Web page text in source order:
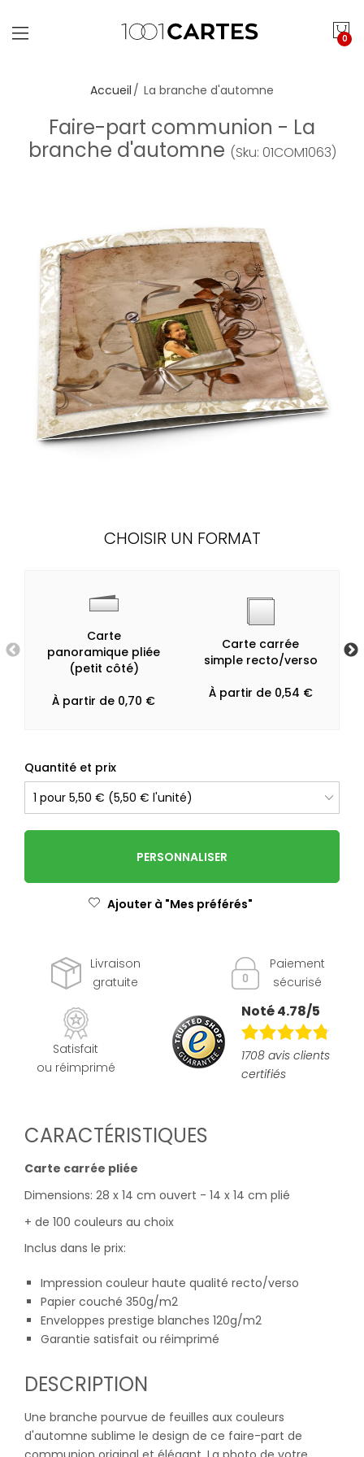
0
Accueil La branche d'automne
Faire-part communion - La
branche d'automne (Sku: 01COM1063)
CHOISIR UN FORMAT
Carte
panoramique pliée
(petit côté)
À partir de 0,70 €
Carte carrée
simple recto/verso
À partir de 0,54 €
Quantité et prix
PERSONNALISER
Ajouter à "Mes préférés"
Livraison
gratuite
Paiement
sécurisé
Satisfait
ou réimprimé
Noté 4.78/5
1708 avis clients
certifiés
CARACTÉRISTIQUES
Carte carrée pliée
Dimensions: 28 x 14 cm ouvert - 14 x 14 cm plié
+ de 100 couleurs au choix
Inclus dans le prix:
Impression couleur haute qualité recto/verso
Papier couché 350g/m2
Enveloppes prestige blanches 120g/m2
Garantie satisfait ou réimprimé
DESCRIPTION
Une branche pourvue de feuilles aux couleurs
d'automne sublime le design de ce faire-part de